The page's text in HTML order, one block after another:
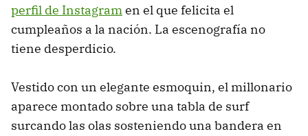
perfil de Instagramen el que felicita el
cumpleaños a la nación. La escenografía no
tiene desperdicio.
Vestido con un elegante esmoquin, el millonario
aparece montado sobre una tabla de surf
surcando las olas sosteniendo una bandera en